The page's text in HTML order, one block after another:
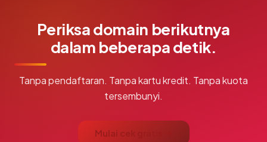
Periksa domain berikutnya
dalam beberapa detik.
Tanpa pendaftaran. Tanpa kartu kredit. Tanpa kuota
tersembunyi.
Mulai cek gratis →